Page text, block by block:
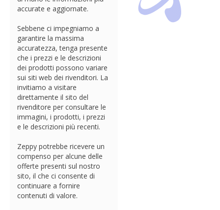
accurate e aggiornate.
Sebbene ci impegniamo a
garantire la massima
accuratezza, tenga presente
che i prezzi e le descrizioni
dei prodotti possono variare
sui siti web dei rivenditori. La
invitiamo a visitare
direttamente il sito del
rivenditore per consultare le
immagini, i prodotti, i prezzi
e le descrizioni più recenti.
Zeppy potrebbe ricevere un
compenso per alcune delle
offerte presenti sul nostro
sito, il che ci consente di
continuare a fornire
contenuti di valore.